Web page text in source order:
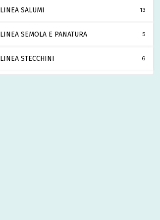
LINEA SALUMI 13
LINEA SEMOLA E PANATURA 5
LINEA STECCHINI 6